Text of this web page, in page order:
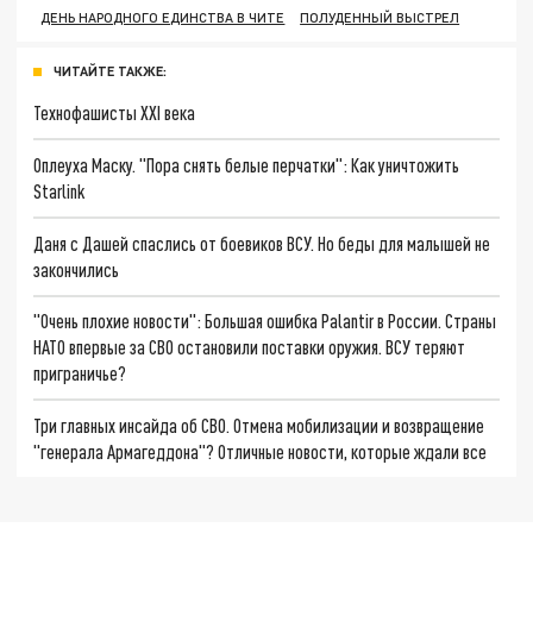
ДЕНЬ НАРОДНОГО ЕДИНСТВА В ЧИТЕ
ПОЛУДЕННЫЙ ВЫСТРЕЛ
ЧИТАЙТЕ ТАКЖЕ:
Технофашисты XXI века
Оплеуха Маску. "Пора снять белые перчатки": Как уничтожить
Starlink
Даня с Дашей спаслись от боевиков ВСУ. Но беды для малышей не
закончились
"Очень плохие новости": Большая ошибка Palantir в России. Страны
НАТО впервые за СВО остановили поставки оружия. ВСУ теряют
приграничье?
Три главных инсайда об СВО. Отмена мобилизации и возвращение
"генерала Армагеддона"? Отличные новости, которые ждали все